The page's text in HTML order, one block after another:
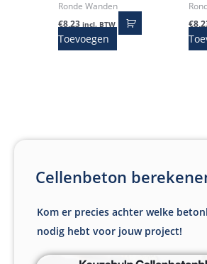
Ronde Wanden
€8,23 incl. BTW
Toevoegen
€
Cellenbeton
Kom er precies achter welke
nodig hebt voor jouw project!